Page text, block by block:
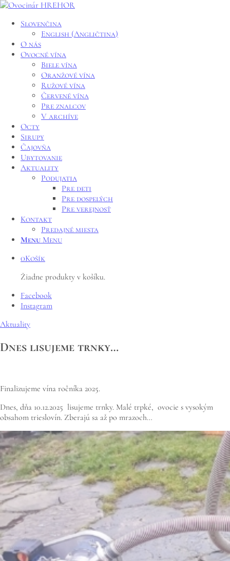
Slovenčina
English (Angličtina)
O nás
Ovocné vína
Biele vína
Oranžové vína
Ružové vína
Červené vína
Pre znalcov
V archíve
Octy
Sirupy
Čajovňa
Ubytovanie
Aktuality
Podujatia
Pre deti
Pre dospelých
Pre verejnosť
Kontakt
Predajné miesta
Menu Menu
0Košík
Žiadne produkty v košíku.
Facebook
Instagram
Aktuality
Dnes lisujeme trnky…
Finalizujeme vína ročníka 2025.
Dnes, dňa 10.12.2025 lisujeme trnky. Malé trpké, ovocie s vysokým
obsahom trieslovín. Zberajú sa až po mrazoch…